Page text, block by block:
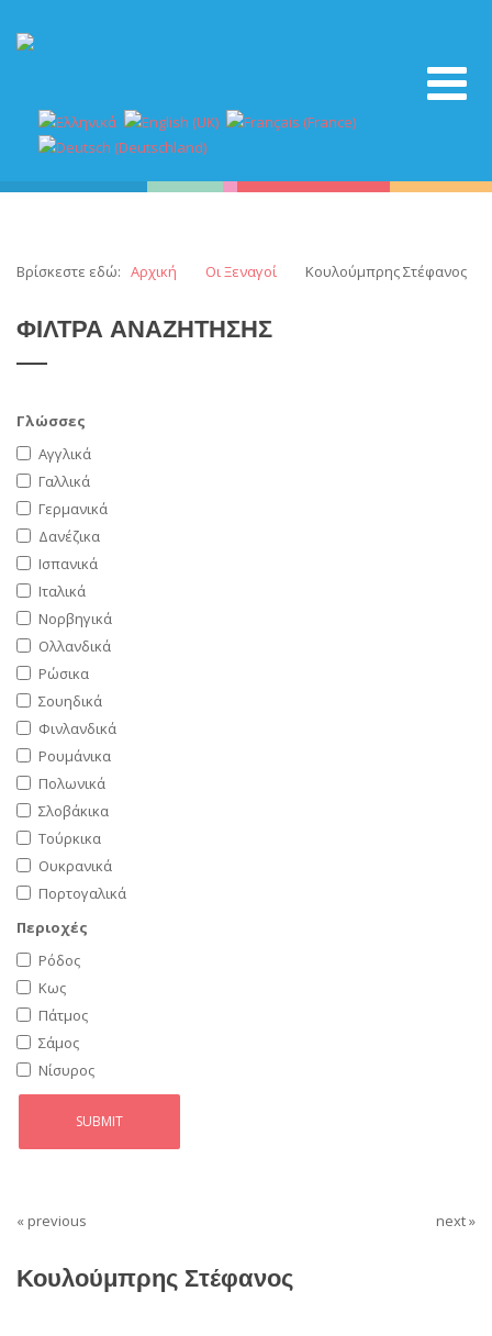
Βρίσκεστε εδώ: Αρχική Οι Ξεναγοί Κουλούμπρης Στέφανος
ΦΙΛΤΡΑ ΑΝΑΖΗΤΗΣΗΣ
Γλώσσες
Αγγλικά
Γαλλικά
Γερμανικά
Δανέζικα
Ισπανικά
Ιταλικά
Νορβηγικά
Ολλανδικά
Ρώσικα
Σουηδικά
Φινλανδικά
Ρουμάνικα
Πολωνικά
Σλοβάκικα
Τούρκικα
Ουκρανικά
Πορτογαλικά
Περιοχές
Ρόδος
Κως
Πάτμος
Σάμος
Νίσυρος
« previous next »
Κουλούμπρης Στέφανος